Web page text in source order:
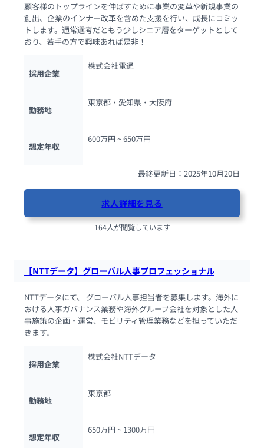
顧客様のトップラインを伸ばすために事業の変革や新規事業の
創出、企業のインナー改革を含めた支援を行い、成長にコミッ
トします。通常選考だともう少しシニア層をターゲットとして
おり、若手の方で興味あれば是非！
採用企業
株式会社電通
勤務地
東京都・愛知県・大阪府
想定年収
600万円 ~ 650万円
最終更新日：2025年10月20日
求人詳細を見る
164人が閲覧しています
【NTTデータ】グローバル人事プロフェッショナル
NTTデータにて、 グローバル人事担当者を募集します。海外に
おける人事ガバナンス業務や海外グループ会社を対象とした人
事施策の企画・運営、モビリティ管理業務などを担っていただ
きます。
採用企業
株式会社NTTデータ
勤務地
東京都
想定年収
650万円 ~ 1300万円